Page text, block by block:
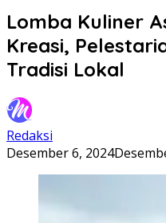
Lomba Kuliner
Kreasi,
Tradisi Lokal
Redaksi
Desember 6, 2024